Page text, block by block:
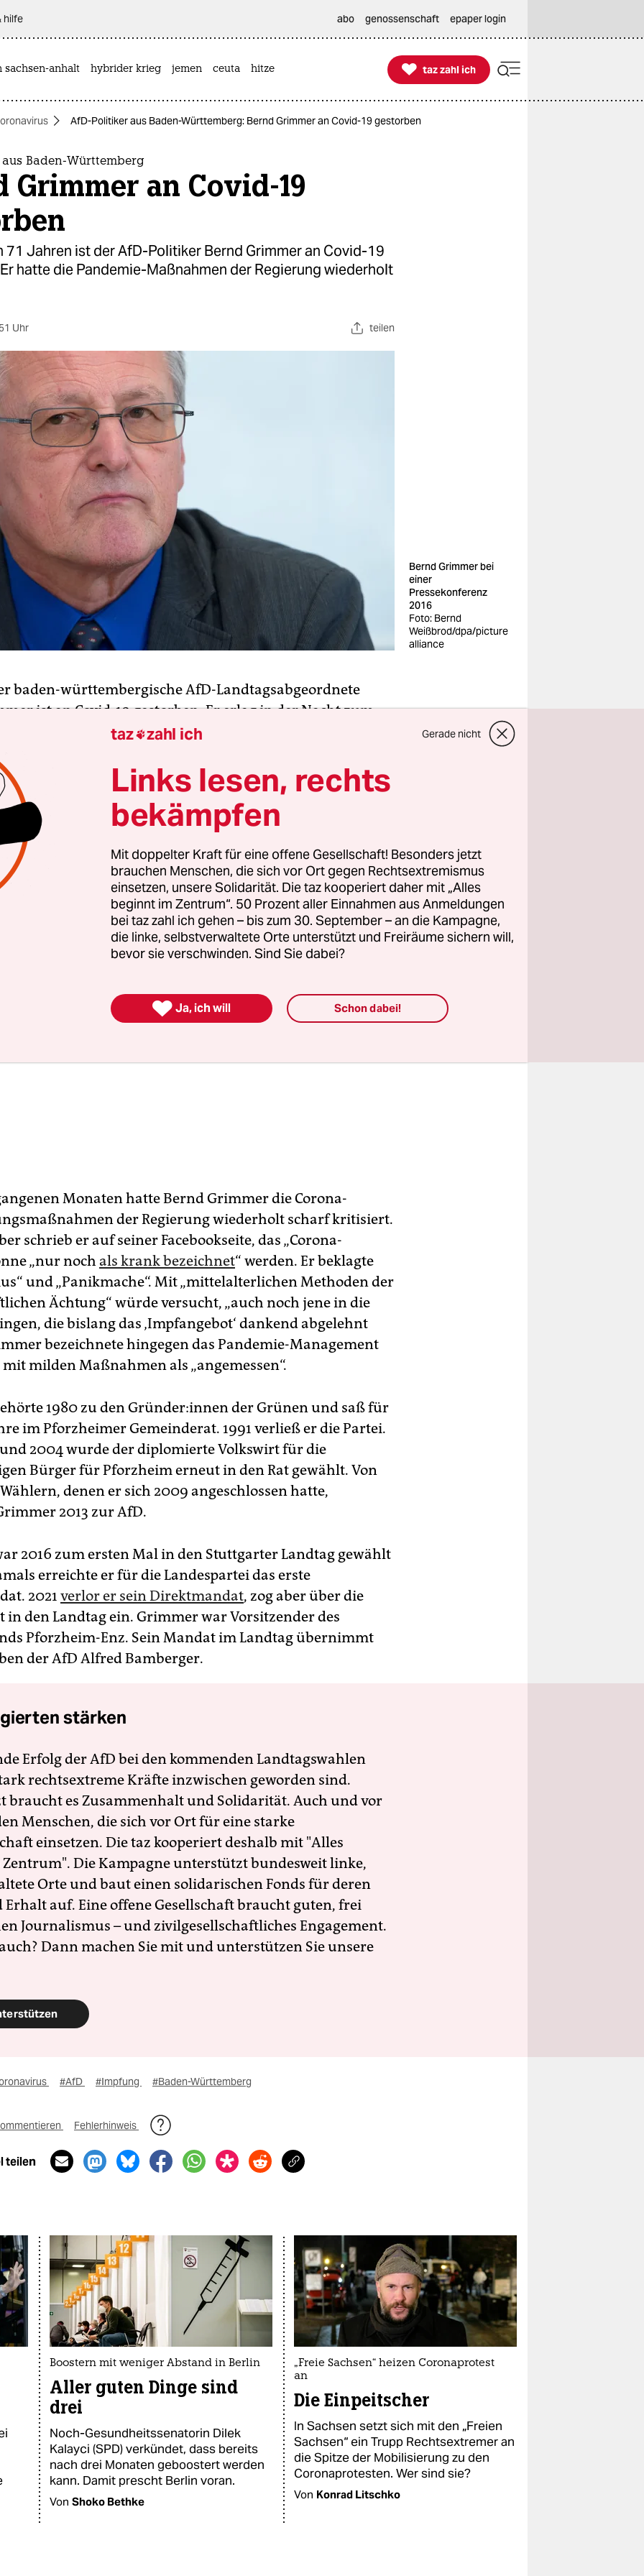
hilfe abo genossenschaft epaper login
sachsen-anhalt hybrider krieg jemen ceuta hitze 
taz zahl ich
taz zahl ich
AfD-Politiker aus Baden-Württemberg: Bernd Grimmer an Covid-19 gestorben
Baden-Württemberg
Grimmer an Covid-19
71 Jahren ist der AfD-Politiker Bernd Grimmer an Covid-19
hatte die Pandemie-Maßnahmen der Regierung wiederholt
Uhr teilen
Bernd Grimmer bei
einer
Pressekonferenz
2016
Foto: Bernd
Weißbrod/dpa/picture
alliance
baden-württembergische AfD-Landtagsabgeordnete
ist an Covid-19 gestorben. Er erlag in der Nacht zum
Erkrankung, sagte ein Sprecher seines Kreisverbands
der Nachrichtenagentur AFP am Montag. Grimmer
alt.
seit mehreren Wochen krank, seine Frau bestätigte
Zusammenhang mit dem Virus. Mehrere Mitglieder der
Bestürzung über den Tod. In einer Mitteilung des
der AfD heißt es: „Mit ihm verlieren wir nicht nur
Ökonomen, sondern auch einen Patrioten.“
Monaten hatte Bernd Grimmer die Corona-
der Regierung wiederholt scharf kritisiert.
schrieb er auf seiner Facebookseite, das „Corona-
„nur noch als krank bezeichnet“ werden. Er beklagte
und „Panikmache“. Mit „mittel­alterlichen Methoden der
Ächtung“ würde versucht, „auch noch jene in die
die bislang das ‚Impfan­gebot‘ dankend abgelehnt
bezeichnete hingegen das Pandemie-Management
mit milden Maßnahmen als „angemessen“.
1980 zu den Gründer:in­nen der Grünen und saß für
im Pforzheimer Gemeinderat. 1991 verließ er die Partei.
und 2004 wurde der diplomierte Volkswirt für die
Bürger für Pforzheim erneut in den Rat gewählt. Von
denen er sich 2009 angeschlossen hatte,
2013 zur AfD.
2016 zum ersten Mal in den Stuttgarter Landtag gewählt
erreichte er für die Landespartei das erste
2021 verlor er sein Direktmandat, zog aber über die
in den Landtag ein. Grimmer war Vorsitzender des
Pforzheim-Enz. Sein Mandat im Landtag übernimmt
der AfD Alfred Bamberger.
stärken
Erfolg der AfD bei den kommenden Landtagswahlen
rechtsextreme Kräfte inzwischen geworden sind.
braucht es Zusammenhalt und Solidarität. Auch und vor
Menschen, die sich vor Ort für eine starke
einsetzen. Die taz kooperiert deshalb mit "Alles
Die Kampagne unterstützt bundesweit linke,
Orte und baut einen solidarischen Fonds für deren
Erhalt auf. Eine offene Gesellschaft braucht guten, frei
Journalismus – und zivilgesellschaftliches Engagement.
Dann machen Sie mit und unterstützen Sie unsere
#AfD #Impfung #Baden-Württemberg
Fehlerhinweis
teilen
Boostern mit weniger Abstand in Berlin
Aller guten Dinge sind
drei
Noch-Gesundheitssenatorin Dilek
Kalayci (SPD) verkündet, dass bereits
nach drei Monaten geboostert werden
kann. Damit prescht Berlin voran.
Von Shoko Bethke
„Freie Sachsen“ heizen Coronaprotest
an
Die Einpeitscher
In Sachsen setzt sich mit den „Freien
Sachsen“ ein Trupp Rechtsextremer an
die Spitze der Mobilisierung zu den
Coronaprotesten. Wer sind sie?
Von Konrad Litschko
taz zahl ich Gerade nicht
Links lesen, rechts
bekämpfen
Mit doppelter Kraft für eine offene Gesellschaft! Besonders jetzt
brauchen Menschen, die sich vor Ort gegen Rechtsextremismus
einsetzen, unsere Solidarität. Die taz kooperiert daher mit „Alles
beginnt im Zentrum“. 50 Prozent aller Einnahmen aus Anmeldungen
bei taz zahl ich gehen – bis zum 30. September – an die Kampagne,
die linke, selbstverwaltete Orte unterstützt und Freiräume sichern will,
bevor sie verschwinden. Sind Sie dabei?
 Ja, ich will Schon dabei!